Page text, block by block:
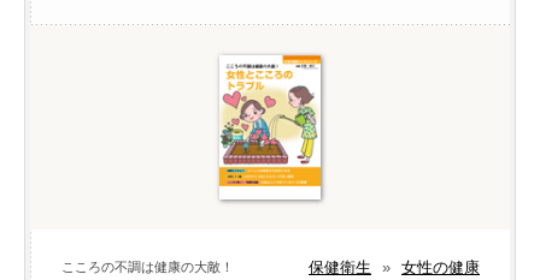
保健衛生 » 女性の健康
こころの不調は健康の大敵！